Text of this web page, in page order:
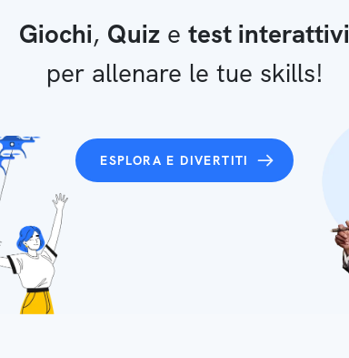
Giochi, Quiz e test interattivi
per allenare le tue skills!
ESPLORA E DIVERTITI